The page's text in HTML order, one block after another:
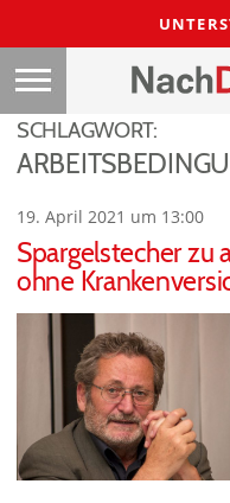
SCHLAGWORT:
19. April 2021 um 13:00
Spargelstecher zu
ohne